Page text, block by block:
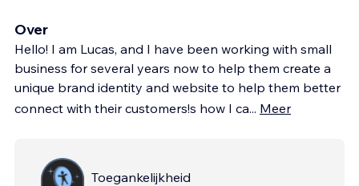
Over
Hello! I am Lucas, and I have been working with small
business for several years now to help them create a
unique brand identity and website to help them better
connect with their customers!s how I ca... Meer
Toegankelijkheid